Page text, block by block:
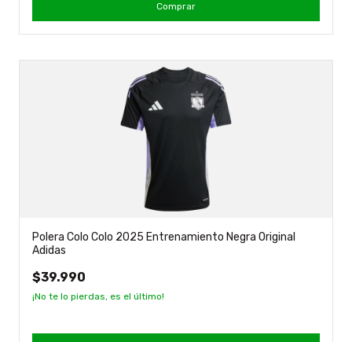
Comprar
Polera Colo Colo 2025 Entrenamiento Negra Original
Adidas
$39.990
¡No te lo pierdas, es el último!